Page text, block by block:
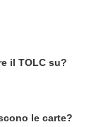
il TOLC su?
le carte?